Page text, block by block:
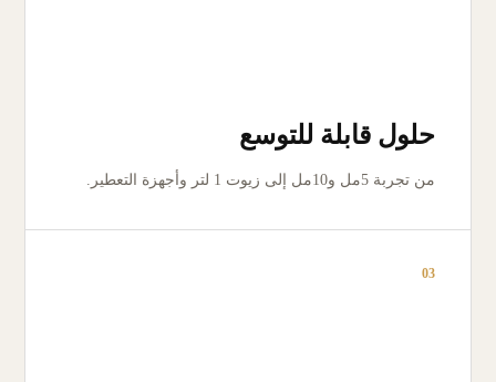
حلول قابلة للتوسع
من تجربة 5مل و10مل إلى زيوت 1 لتر وأجهزة التعطير.
03